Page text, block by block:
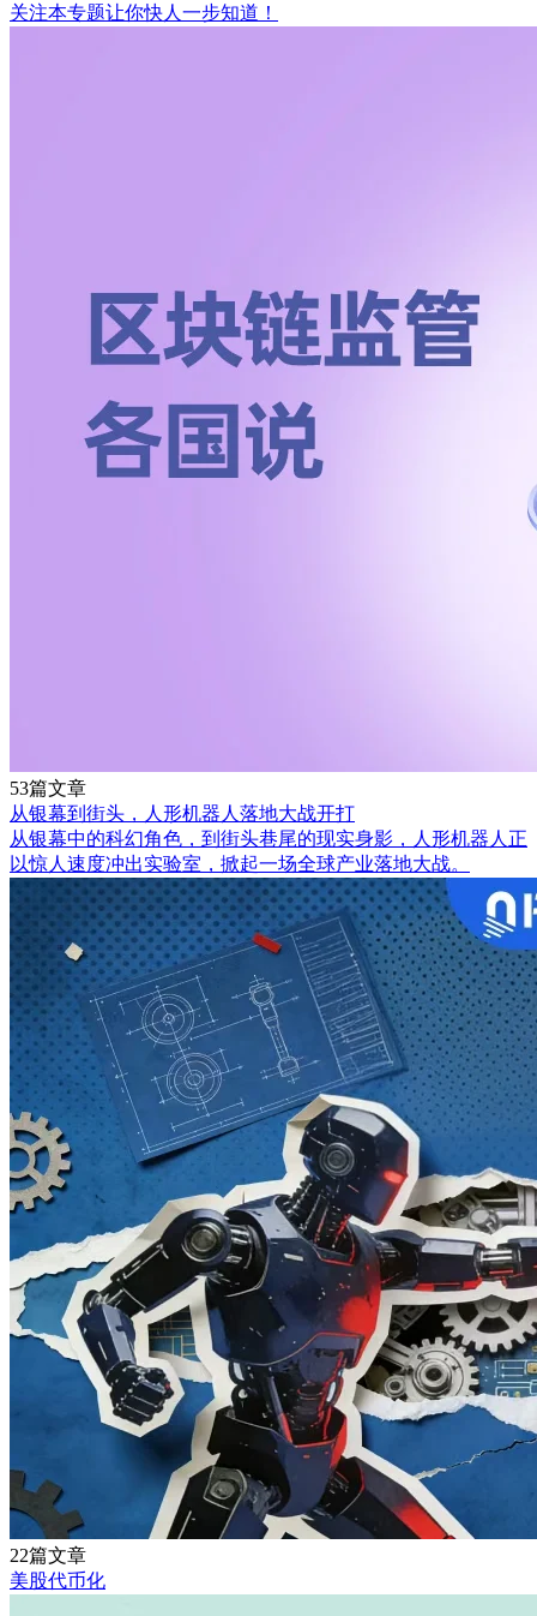
关注本专题让你快人一步知道！
53篇文章
从银幕到街头，人形机器人落地大战开打
从银幕中的科幻角色，到街头巷尾的现实身影，人形机器人正
以惊人速度冲出实验室，掀起一场全球产业落地大战。
22篇文章
美股代币化